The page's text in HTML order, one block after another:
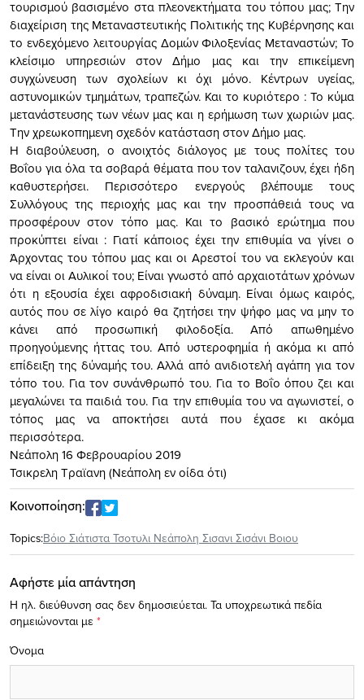
τουρισμού βασισμένο στα πλεονεκτήματα του τόπου μας; Την
διαχείριση της Μεταναστευτικής Πολιτικής της Κυβέρνησης και
το ενδεχόμενο λειτουργίας Δομών Φιλοξενίας Μεταναστών; Το
κλείσιμο υπηρεσιών στον Δήμο μας και την επικείμενη
συγχώνευση των σχολείων κι όχι μόνο. Κέντρων υγείας,
αστυνομικών τμημάτων, τραπεζών. Και το κυριότερο : Το κύμα
μετανάστευσης των νέων μας και η ερήμωση των χωριών μας.
Την χρεωκοπημενη σχεδόν κατάσταση στον Δήμο μας.
Η διαβούλευση, ο ανοιχτός διάλογος με τους πολίτες του
Βοΐου για όλα τα σοβαρά θέματα που τον ταλανιζουν, έχει ήδη
καθυστερήσει. Περισσότερο ενεργούς βλέπουμε τους
Συλλόγους της περιοχής μας και την προσπάθειά τους να
προσφέρουν στον τόπο μας. Και το βασικό ερώτημα που
προκύπτει είναι : Γιατί κάποιος έχει την επιθυμία να γίνει ο
Άρχοντας του τόπου μας και οι Αρεστοί του να εκλεγούν και
να είναι οι Αυλικοί του; Είναι γνωστό από αρχαιοτάτων χρόνων
ότι η εξουσία έχει αφροδισιακή δύναμη. Είναι όμως καιρός,
αυτός που σε λίγο καιρό θα ζητήσει την ψήφο μας να μην το
κάνει από προσωπική φιλοδοξία.Από απωθημένο
προηγούμενης ήττας του. Από υστεροφημία ή ακόμα κι από
επίδειξη της δύναμής του. Αλλά από ανιδιοτελή αγάπη για τον
τόπο του. Για τον συνάνθρωπό του. Για το Βοΐο όπου ζει και
μεγαλώνει τα παιδιά του. Για την επιθυμία του να αγωνιστεί, ο
τόπος μας να αποκτήσει αυτά που έχασε κι ακόμα
περισσότερα.
Νεάπολη 16 Φεβρουαρίου 2019
Τσικρελη Τραϊανη (Νεάπολη εν οίδα ότι)
Κοινοποίηση:
Topics:Βόιο Σιάτιστα Τσοτυλι Νεάπολη Σισανι Σισάνι Βοιου
Αφήστε μία απάντηση
Η ηλ. διεύθυνση σας δεν δημοσιεύεται. Τα υποχρεωτικά πεδία
σημειώνονται με *
Όνομα